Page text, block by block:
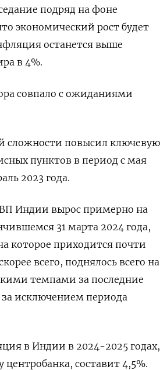
подряд на фоне
экономический рост будет
останется выше
в 4%.
совпало с ожиданиями
сложности повысил ключевую
пунктов в период с мая
2023 года.
Индии вырос примерно на
31 марта 2024 года,
которое приходится почти
всего, поднялось всего на
темпами за последние
за исключением периода
в Индии в 2024-2025 годах,
центробанка, составит 4,5%.